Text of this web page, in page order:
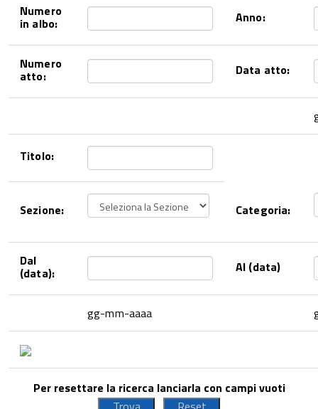
Numero
in albo: Anno:
Numero
atto: Data atto:
Titolo:
Sezione: Categoria:
Dal
(data): Al (data)
gg-mm-aaaa
Per resettare la ricerca lanciarla con campi vuoti